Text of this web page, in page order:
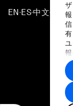
す
EN ▪ES▪中文▪ 日本
プラ